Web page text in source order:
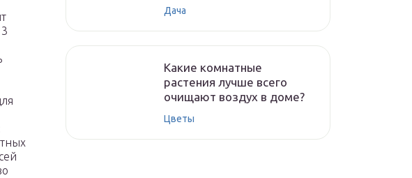
Дача
Какие комнатные
растения лучше всего
очищают воздух в доме?
Цветы